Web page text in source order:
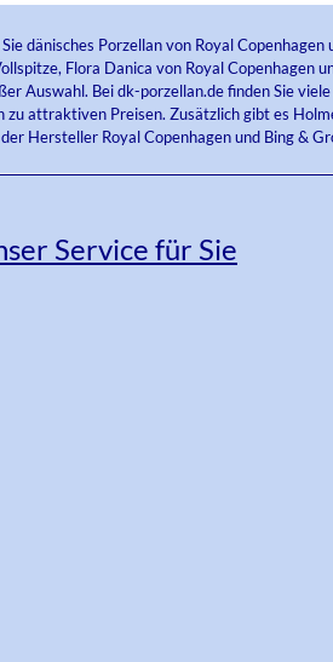
dänisches Porzellan von Royal
Flora Danica von Royal Copenhagen
Bei dk-porzellan.de finden Sie
attraktiven Preisen. Zusätzlich gibt es
Hersteller Royal Copenhagen und Bing &
Service für Sie